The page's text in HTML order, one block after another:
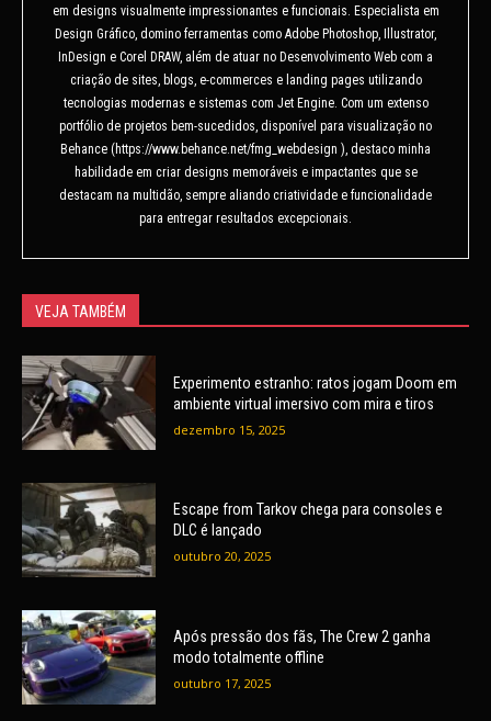
em designs visualmente impressionantes e funcionais. Especialista em
Design Gráfico, domino ferramentas como Adobe Photoshop, Illustrator,
InDesign e Corel DRAW, além de atuar no Desenvolvimento Web com a
criação de sites, blogs, e-commerces e landing pages utilizando
tecnologias modernas e sistemas com Jet Engine. Com um extenso
portfólio de projetos bem-sucedidos, disponível para visualização no
Behance (https://www.behance.net/fmg_webdesign ), destaco minha
habilidade em criar designs memoráveis e impactantes que se
destacam na multidão, sempre aliando criatividade e funcionalidade
para entregar resultados excepcionais.
VEJA TAMBÉM
Experimento estranho: ratos jogam Doom em
ambiente virtual imersivo com mira e tiros
dezembro 15, 2025
Escape from Tarkov chega para consoles e
DLC é lançado
outubro 20, 2025
Após pressão dos fãs, The Crew 2 ganha
modo totalmente offline
outubro 17, 2025